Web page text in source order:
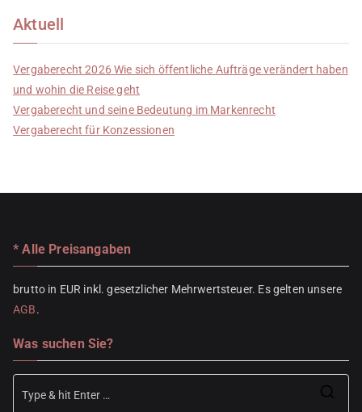
Aktuell
Vergaberecht 2026 Wie sich öffentliche Aufträge verändert haben
und wohin die Reise geht
Vergaberecht und seine Bedeutung im Markenrecht
Vergaberecht für Konzessionen
* Alle Preisangaben
brutto in EUR inkl. gesetzlicher Mehrwertsteuer. Es gelten unsere
AGB.
Was suchen Sie?